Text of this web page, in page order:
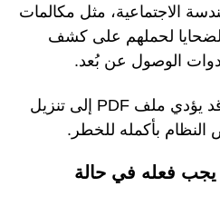
الاجتماعية، مثل مكالمات
لحملهم على كشف
الوصول عن بُعد.
في الحالات الأكثر تقدماً، قد يؤدي ملف PDF إلى تنزيل
بأكمله للخطر.
يجب فعله في حالة